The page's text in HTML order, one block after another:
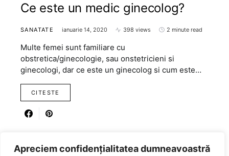
Apreciem confidențialitatea dumneavoastră
Ce este un medic ginecolog?
SANATATE ianuarie 14, 2020 398 views 2 minute read
Multe femei sunt familiare cu
obstretica/ginecologie, sau onstetricieni si
ginecologi, dar ce este un ginecolog si cum este…
CITESTE